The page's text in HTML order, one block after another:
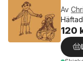
Av
120